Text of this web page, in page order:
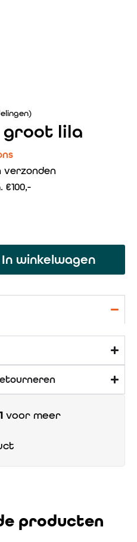
groot lila
verzonden
In winkelwagen
voor meer
producten